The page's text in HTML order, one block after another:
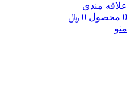
علاقه مندی
0 محصول 0 ﷼
منو